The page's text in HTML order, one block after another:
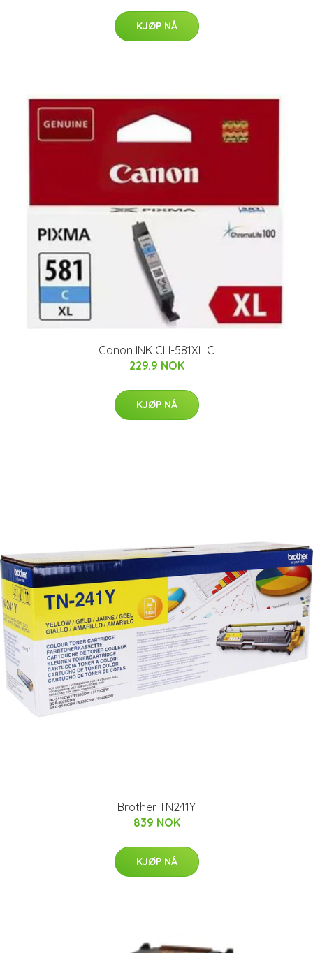
KJØP NÅ
Canon INK CLI-581XL C
229.9 NOK
KJØP NÅ
Brother TN241Y
839 NOK
KJØP NÅ